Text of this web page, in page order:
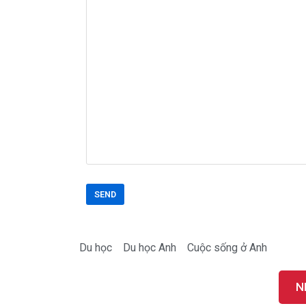
Du học Du học Anh Cuộc sống ở Anh